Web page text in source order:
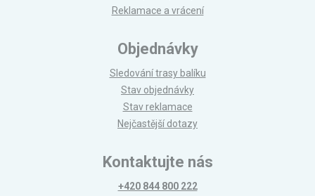
Reklamace a vrácení
Objednávky
Sledování trasy balíku
Stav objednávky
Stav reklamace
Nejčastější dotazy
Kontaktujte nás
+420 844 800 222